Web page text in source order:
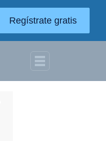
Regístrate gratis